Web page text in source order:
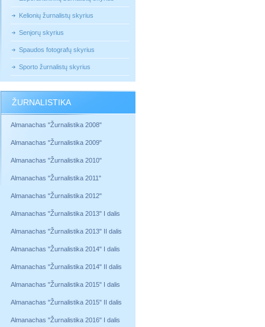
Kelionių žurnalistų skyrius
Senjorų skyrius
Spaudos fotografų skyrius
Sporto žurnalistų skyrius
ŽURNALISTIKA
Almanachas "Žurnalistika 2008"
Almanachas "Žurnalistika 2009"
Almanachas "Žurnalistika 2010"
Almanachas "Žurnalistika 2011"
Almanachas "Žurnalistika 2012"
Almanachas "Žurnalistika 2013" I dalis
Almanachas "Žurnalistika 2013" II dalis
Almanachas "Žurnalistika 2014" I dalis
Almanachas "Žurnalistika 2014" II dalis
Almanachas "Žurnalistika 2015" I dalis
Almanachas "Žurnalistika 2015" II dalis
Almanachas "Žurnalistika 2016" I dalis